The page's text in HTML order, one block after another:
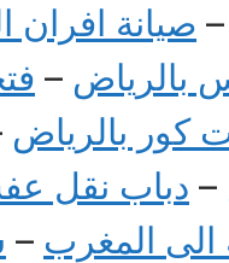
– صيانة افران
بالرياض –
كور بالرياض
– دباب نقل
المغرب –